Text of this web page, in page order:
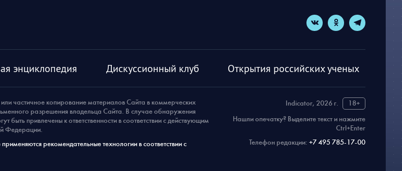
энциклопедия Дискуссионный клуб Открытия российских ученых
Indicator, 2026 г.
18+
Нашли опечатку? Выделите текст и нажмите
Ctrl+Enter
Телефон редакции: +7 495 785-17-00
частичное копирование материалов Сайта в коммерческих
разрешения владельца Сайта. В случае обнаружения
быть привлечены к ответственности в соответствии с действующим
Федерации.
рекомендательные технологии в соответствии с